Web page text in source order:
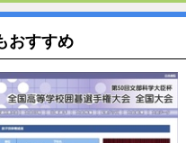
おすすめ